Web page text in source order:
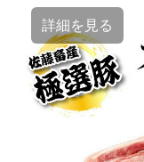
詳細を見る